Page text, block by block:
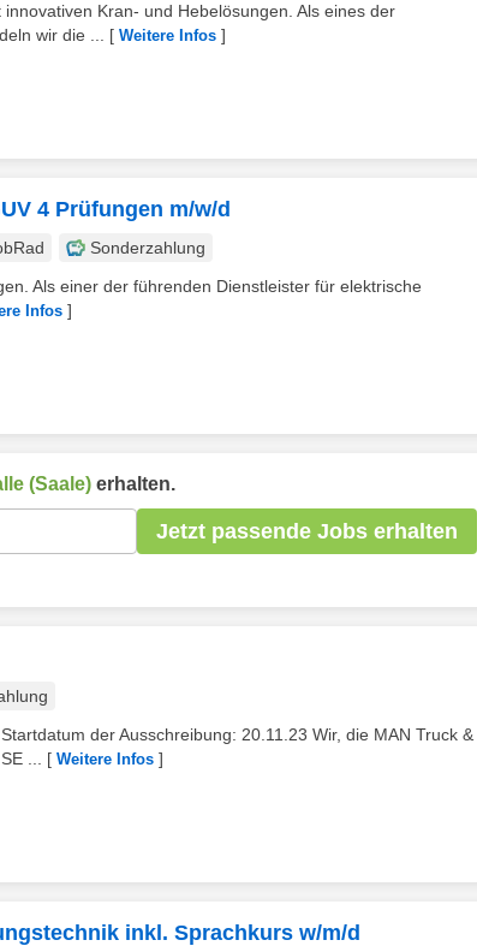
Kran- und Hebelösungen. Als eines der
wir die ...
[ Weitere Infos ]
4 Prüfungen m/w/d
Sonderzahlung
Als einer der führenden Dienstleister für elektrische
Infos ]
(Saale) erhalten.
Jetzt passende Jobs erhalten
der Ausschreibung: 20.11.23 Wir, die MAN Truck &
...
[ Weitere Infos ]
inkl. Sprachkurs w/m/d